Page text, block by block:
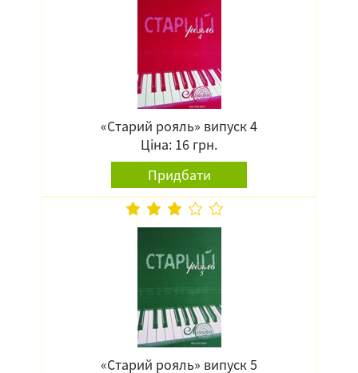
«Старий рояль» випуск 4
Ціна: 16 грн.
Придбати
«Старий рояль» випуск 5